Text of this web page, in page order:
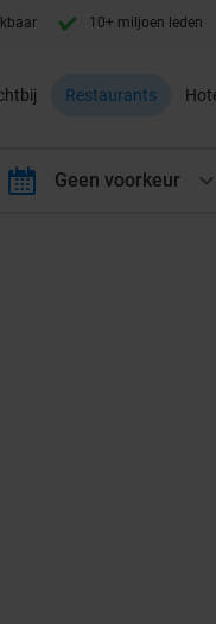
10+ miljoen leden
Restaurants
calendar Geen voorkeur